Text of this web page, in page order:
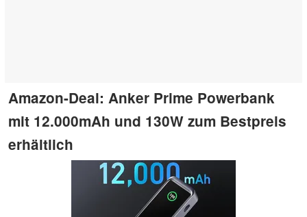
Amazon-Deal: Anker Prime Powerbank
mit 12.000mAh und 130W zum Bestpreis
erhältlich